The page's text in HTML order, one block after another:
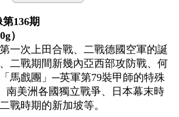
136期
）
次上田合戰、二戰德國空軍的誕
二戰期間新幾內亞西部攻防戰、何
馬戲團」─英軍第79裝甲師的特殊
南美洲各國獨立戰爭、日本幕末時
戰時期的新加坡等。